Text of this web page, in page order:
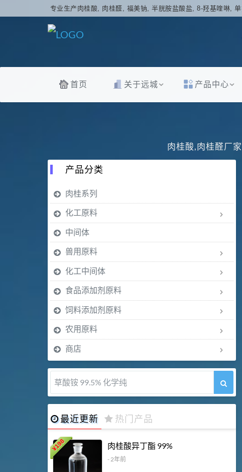
专业生产肉桂酸, 肉桂醛, 福美钠, 半胱胺盐酸盐, 8-羟基喹啉, 单
首页 关于远城 产品中心
肉桂酸,肉桂醛厂
产品分类
肉桂系列
化工原料
中间体
兽用原料
化工中间体
食品添加剂原料
饲料添加剂原料
农用原料
商店
5-甲氧基吲哚 98%
最近更新 热门产品
¥
198 肉桂酸异丁酯 99%
- 2年前